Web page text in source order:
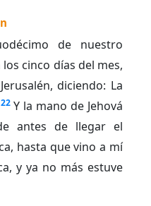
de nuestro
cinco días del mes,
diciendo: La
22 Y la mano de Jehová
antes de llegar el
hasta que vino a mí
y ya no más estuve